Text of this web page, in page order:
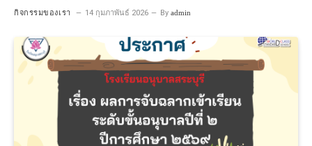
กิจกรรมของเรา 14 กุมภาพันธ์ 2026 By admin